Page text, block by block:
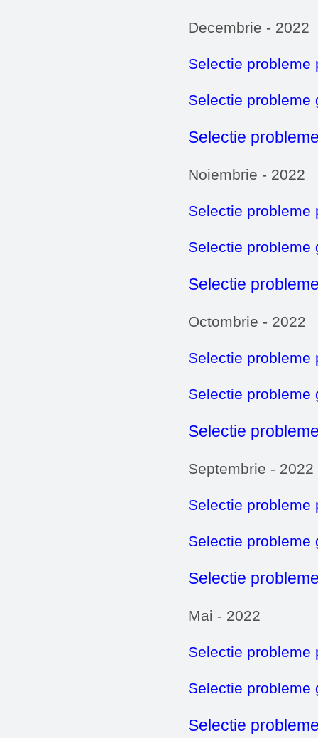
Decembrie - 2022
Selectie probleme
Selectie probleme
Selectie
Noiembrie - 2022
Selectie probleme
Selectie probleme
Selectie
Octombrie - 2022
Selectie probleme
Selectie probleme
Selectie
Septembrie - 2022
Selectie probleme
Selectie probleme
Selectie
Mai - 2022
Selectie probleme
Selectie probleme
Selectie